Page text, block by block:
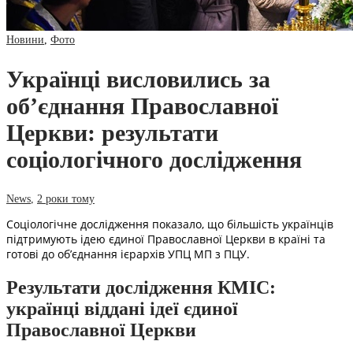
Новини Фото
Українці висловились за
об’єднання Православної
Церкви: результати
соціологічного дослідження
News 2 роки тому
Соціологічне дослідження показало, що більшість українців
підтримують ідею єдиної Православної Церкви в країні та
готові до об’єднання ієрархів УПЦ МП з ПЦУ.
Результати дослідження КМІС:
українці віддані ідеї єдиної
Православної Церкви